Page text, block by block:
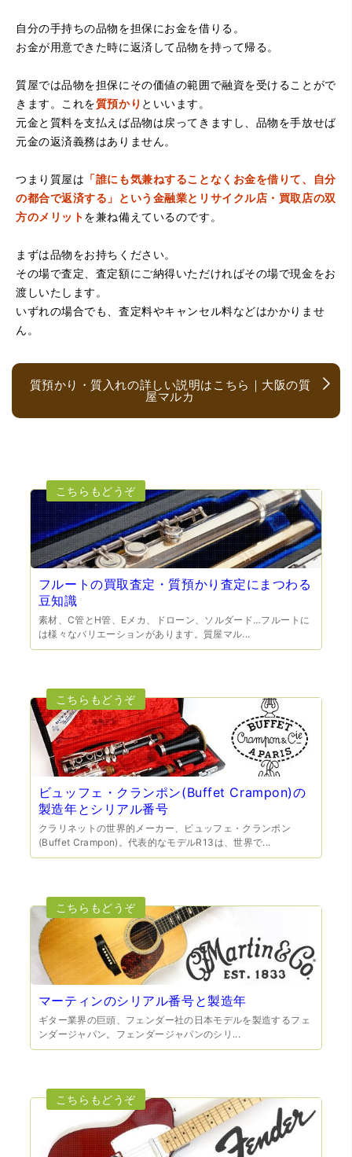
（大阪府堺市）電話対応の時からとても感じが良くて来店
してもとても優しく、来て良かったです。これからこちら
でお世話になろうと思いました。ありがとうございまし
た。
（京都府亀岡市）他店舗にも行きましたが、対応の方があ
まりお売りしたくないと思ったので、やめました。こちら
は電話対応からも誠実な印象でしたので、こちらでお売り
しようと思っておりました。この度はありがとうございま
す。
（大阪府大阪市）とても宝石に詳しく、また中古市場の仕
組みもお教えいただけ嬉しかったです。鑑別も素早く驚き
ました。宜しくお願いいたします。(楽器等、様々なジャン
ルに詳しいの流石の一言に尽きます)
（大阪府門真市）他店ではメール見積もりの時点で数千
円〜1万程度の見積もりでしたが、こちらのメールでの見積
もりは倍以上ちがうので利用させて頂きました。 対応も丁
寧で良かったです。
（大阪市東淀川区）出来るだけ安く買取られるのかな…?と
いう不安が最初は有りましたが、面倒な営業トークも一切
なく安心して任せられました。 ありがとうございます。
も見て頂く事が出き、購入した商品の価値をいろいろ教え
てもらえた事がとてもよかったです。親切な対応で、また
何かあった時にはこちらでお願いしたいと思いました。
自分の手持ちの品物を担保にお金を借りる。
お金が用意できた時に返済して品物を持って帰る。
質屋では品物を担保にその価値の範囲で融資を受けることがで
きます。これを質預かり といいます。
元金と質料を支払えば品物は戻ってきますし、品物を手放せば
元金の返済義務はありません。
つまり質屋は 「誰にも気兼ねすることなくお金を借りて、自分
の都合で返済する」という金融業とリサイクル店・買取店の双
方のメリットを兼ね備えているのです。
まずは品物をお持ちください。
その場で査定、査定額にご納得いただければその場で現金をお
渡しいたします。
いずれの場合でも、査定料やキャンセル料などはかかりませ
ん。
質預かり・質入れの詳しい説明はこちら｜大阪の質
屋マルカ
フルートの買取査定・質預かり査定にまつわる
豆知識
素材、C管とH管、Eメカ、ドローン、ソルダード…フルートに
は様々なバリエーションがあります。質屋マル...
ビュッフェ・クランポン(Buffet Crampon)の
製造年とシリアル番号
クラリネットの世界的メーカー、ビュッフェ・クランポン
(Buffet Crampon)。代表的なモデルR13は、世界で...
マーティンのシリアル番号と製造年
ギター業界の巨頭、フェンダー社の日本モデルを製造するフェ
ンダージャパン。フェンダージャパンのシリ...